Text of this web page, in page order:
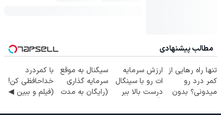
مطالب پیشنهادی
تنها راه رهایی از
کمر درد رو
میدونی؟ بدون
ارزش سرمایه
ات رو با سینگال
درست بالا ببر
سیگنال به موقع
سرمایه گذاری
(رایگان به مدت
با کمردرد
خداحافظی کن!
(فیلم و ببین ◀